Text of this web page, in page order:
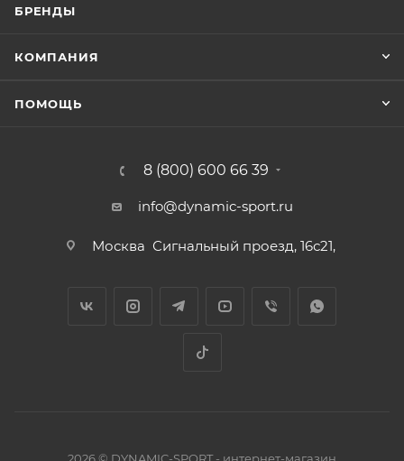
БРЕНДЫ
КОМПАНИЯ
ПОМОЩЬ
8 (800) 600 66 39
info@dynamic-sport.ru
Москва Сигнальный проезд, 16с21,